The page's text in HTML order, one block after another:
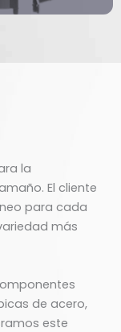
la
El cliente
para cada
más
de acero,
este